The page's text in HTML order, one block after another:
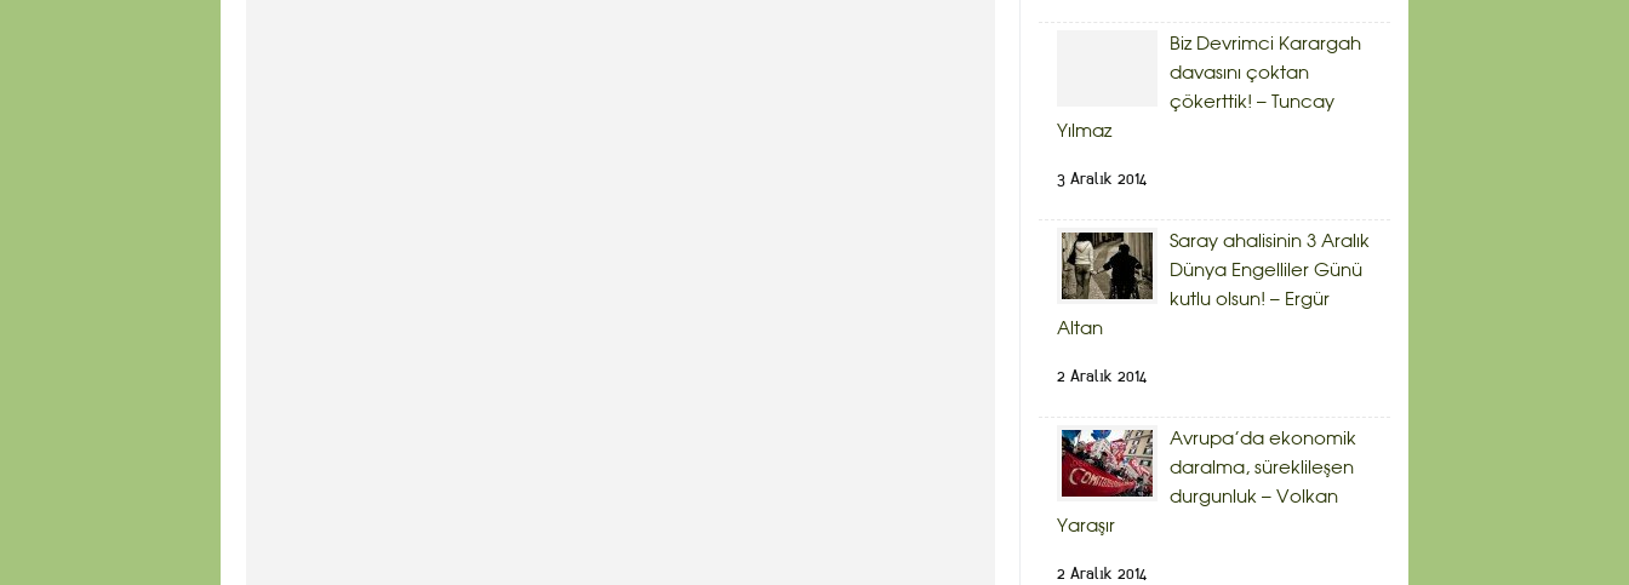
Biz Devrimci Karargah
davasını çoktan
çökerttik! – Tuncay
Yılmaz
3 Aralık 2014
Saray ahalisinin 3 Aralık
Dünya Engelliler Günü
kutlu olsun! – Ergür
Altan
2 Aralık 2014
Avrupa’da ekonomik
daralma, süreklileşen
durgunluk – Volkan
Yaraşır
2 Aralık 2014